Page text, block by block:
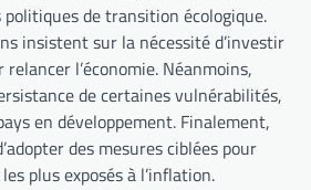
politiques de transition écologique.
insistent sur la nécessité d’investir
l’économie. Néanmoins,
de certaines vulnérabilités,
en développement. Finalement,
des mesures ciblées pour
plus exposés à l’inflation.